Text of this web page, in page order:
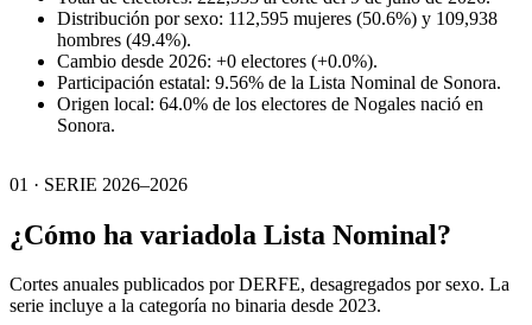
Distribución por sexo: 112,595 mujeres (50.6%) y 109,938
hombres (49.4%).
Cambio desde 2026: +0 electores (+0.0%).
Participación estatal: 9.56% de la Lista Nominal de Sonora.
Origen local: 64.0% de los electores de Nogales nació en
Sonora.
01 · SERIE 2026–2026
¿Cómo ha variadola Lista Nominal?
Cortes anuales publicados por DERFE, desagregados por sexo. La
serie incluye a la categoría no binaria desde 2023.